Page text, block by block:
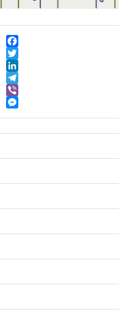
Facebook
Twitter
LinkedIn
Telegram
Viber